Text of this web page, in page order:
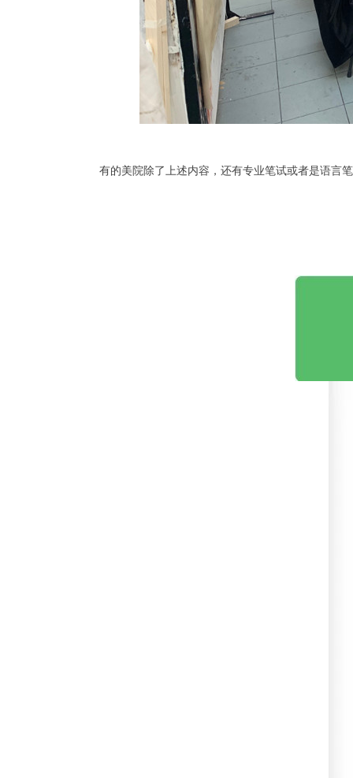
有的美院除了上述内容，还有专业笔试或者是语言